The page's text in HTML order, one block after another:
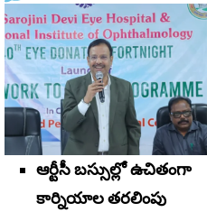
ఆర్టీసీ బ‌స్సుల్లో ఉచితంగా
కార్నియాల త‌ర‌లింపు